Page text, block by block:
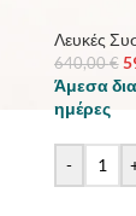
Λευκές
640,00€
Άμεσα
ημέρες
-